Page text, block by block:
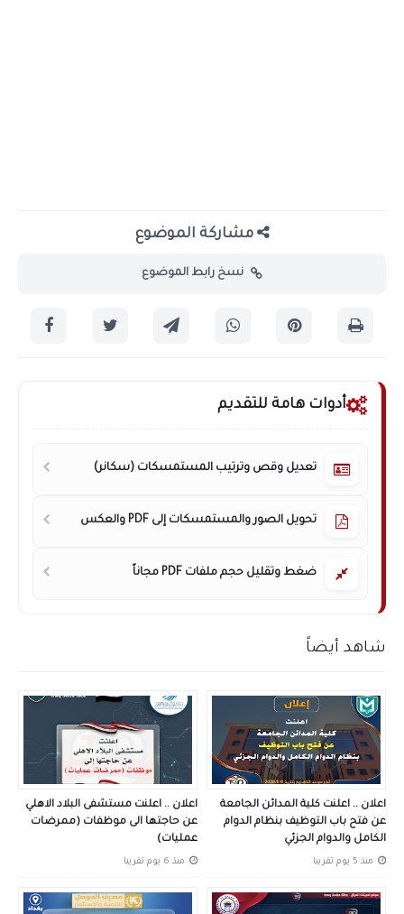
مشاركة الموضوع
نسخ رابط الموضوع
أدوات هامة للتقديم
تعديل وقص وترتيب المستمسكات (سكانر)
تحويل الصور والمستمسكات إلى PDF والعكس
ضغط وتقليل حجم ملفات PDF مجاناً
شاهد أيضاً
اعلان .. اعلنت كلية المدائن الجامعة
عن فتح باب التوظيف بنظام الدوام
الكامل والدوام الجزئي
منذ 5 يوم تقريبا
اعلان .. اعلنت مستشفى البلاد الاهلي
عن حاجتها الى موظفات (ممرضات
عمليات)
منذ 6 يوم تقريبا